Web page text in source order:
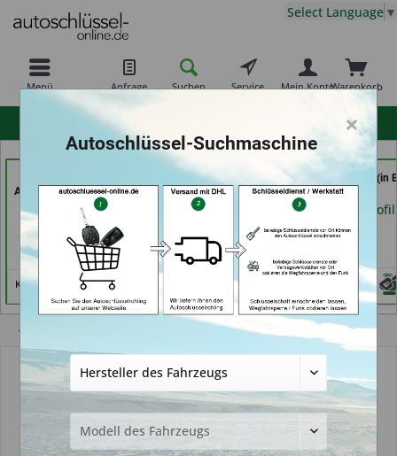
Menü Anfrage Suchen Service Warenkorb
Mein Konto
Select Language ▼
Autoschlüssel (in Berlin)
Händlerprofil
Keine Services hinterlegt
Jacks
Sicherheitstechnik &
Schlüsseldienst (in
Händlerprofil
AutoAufsperrer (in
Arolsen)
Händlerprofil
×
Autoschlüssel-Suchmaschine